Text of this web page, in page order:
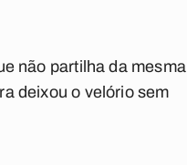
não partilha da mesma
deixou o velório sem